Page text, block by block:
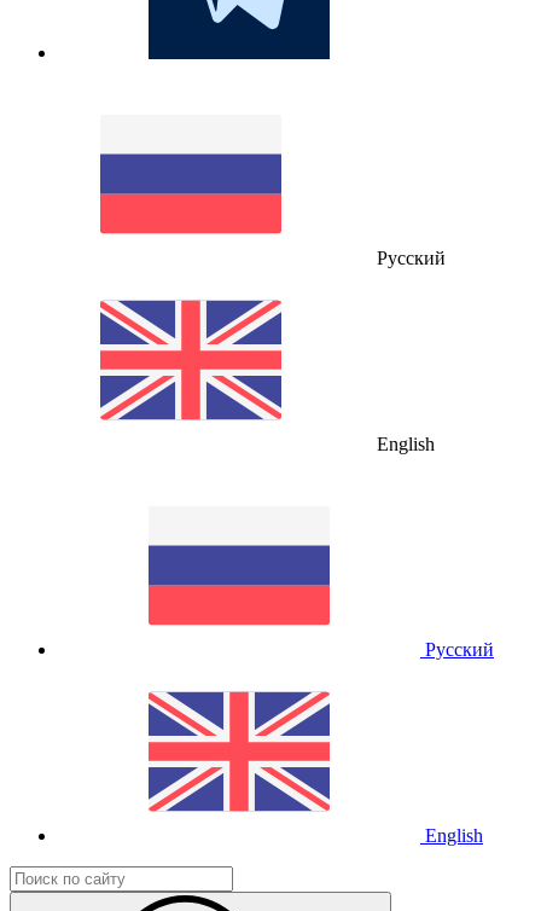
Русский
English
Русский
English